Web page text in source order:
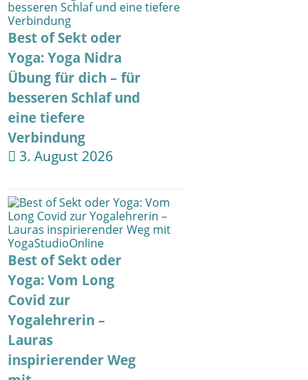
Best of Sekt oder
Yoga: Yoga Nidra
Übung für dich – für
besseren Schlaf und
eine tiefere
Verbindung
3. August 2026
Best of Sekt oder
Yoga: Vom Long
Covid zur
Yogalehrerin –
Lauras
inspirierender Weg